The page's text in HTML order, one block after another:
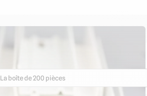
La boîte de 200 pièces